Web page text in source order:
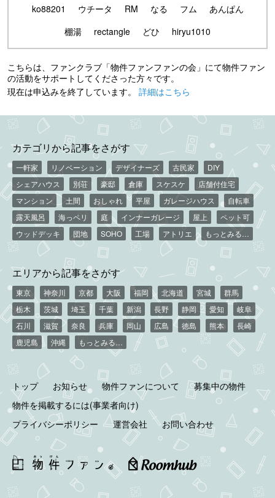
ko88201
ウチータ RM なる フム
あんぱん
棚湯
rectangle どひ hiryu1010
こちらは、ファンクラブ「物件ファンファンの会」にて物件ファン
の活動をサポートしてくださった方々です。
現在は申込みを終了しています。 詳細はこちら
カテゴリから記事をさがす
一軒家 リノベーション デザイナーズ 古民家
DIY
シェアハウス
別荘 豪邸 倉庫 スケスケ
店舗付住宅
マンション
土間 おしゃれ 平屋 ガレージハウス
自転車
露天風呂
海っペリ 庭 インナーガレージ 屋上
ペット可
ウッドデッキ
団地 SOHO 工場 アトリエ もっとみる…
エリアから記事をさがす
東京 神奈川 京都 大阪 福岡 北海道 宮城
群馬
栃木
茨城 埼玉 千葉 新潟 長野 静岡 愛知
岐阜
石川
滋賀 奈良 兵庫 岡山 広島 徳島 熊本
長崎
鹿児島
沖縄 もっとみる…
トップ お知らせ 物件ファンについて
募集中の物件
物件を掲載するには(事業者向け)
プライバシーポリシー
運営会社 お問い合わせ